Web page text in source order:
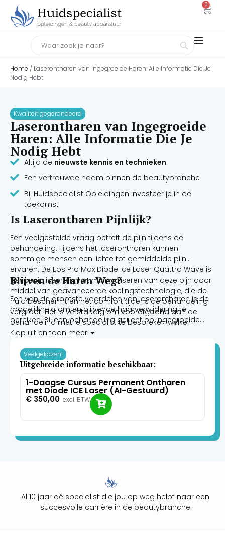
0
Home / Laserontharen van Ingegroeide Haren: Alle Informatie Die Je
Nodig Hebt
Kwaliteit gegerandeerd
Laserontharen van Ingegroeide
Haren: Alle Informatie Die Je
Nodig Hebt
Altijd de nieuwste kennis en technieken
Een vertrouwde naam binnen de beautybranche
Bij Huidspecialist Opleidingen investeer je in de
toekomst
Is Laserontharen Pijnlijk?
Een veelgestelde vraag betreft de pijn tijdens de
behandeling. Tijdens het laserontharen kunnen
sommige mensen een lichte tot gemiddelde pijn
ervaren. De Eos Pro Max Diode Ice Laser Quattro Wave is
gespecialiseerd in het minimaliseren van deze pijn door
middel van geavanceerde koelingstechnologie, die de
huid beschermt en het comfort tijdens de behandeling
vergroot. Het is verstandig om voorafgaand aan de
behandeling met je specialist te bespreken welke
pijnbestrijdingsopties er zijn.
Blijven de Haren Weg?
Een van de grootste voordelen van laserontharen is de
mogelijkheid om en blijvende haarverwijdering te
bereiken. Bij een behandeling gericht op ingegroeide
haren kunnen mensen vaak na meerdere sessies een
ervaren. Het is echter belangrijk om te beseffen dat
soms enkele haren kunnen teruggroeien, en
gewenste resultaat te behouden.
Klap uit en toon meer
Uitgebreide informatie beschikbaar:
Veelgekozen!
1-Daagse Cursus Permanent Ontharen
met Diode ICE Laser (AI-Gestuurd)
€ 350,00 excl. BTW
Al 10 jaar dé specialist die jou op weg helpt naar een
succesvolle carrière in de beautybranche